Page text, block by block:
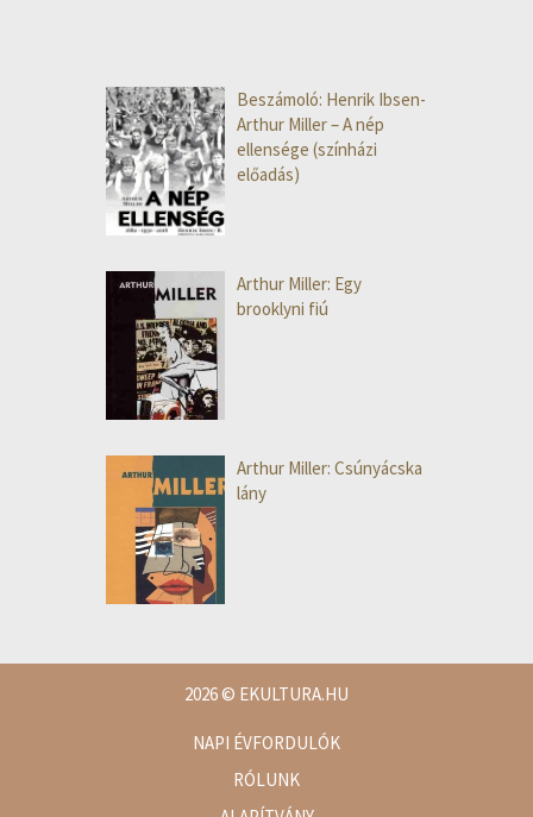
Beszámoló: Henrik Ibsen-
Arthur Miller – A nép
ellensége (színházi
előadás)
Arthur Miller: Egy
brooklyni fiú
Arthur Miller: Csúnyácska
lány
2026© EKULTURA.HU
NAPI ÉVFORDULÓK
RÓLUNK